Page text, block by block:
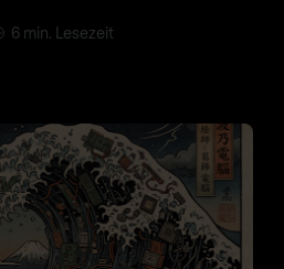
6 min. Lesezeit